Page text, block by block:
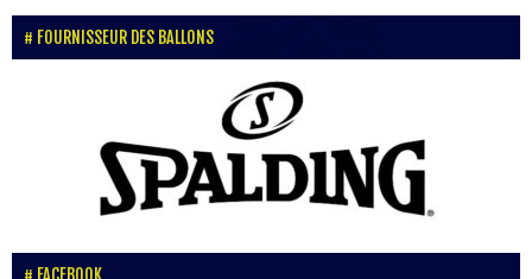
FOURNISSEUR DES BALLONS
FACEBOOK